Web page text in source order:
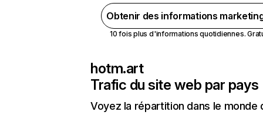
Obtenir des informations
10 fois plus d'informations quotidiennes.
hotm.art
Trafic du site web par pays
Voyez la répartition dans le monde